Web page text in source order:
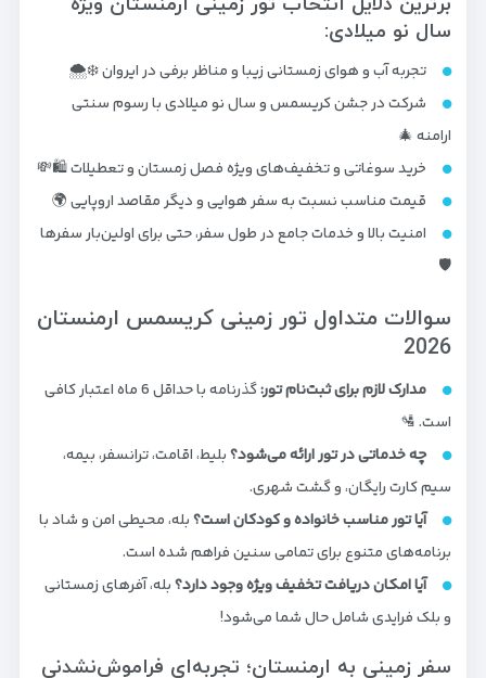
سال نو میلادی:
تجربه آب و هوای زمستانی زیبا و مناظر برفی در ایروان ❄️🌨️
شرکت در جشن کریسمس و سال نو میلادی با رسوم سنتی
ارامنه 🎄
خرید سوغاتی و تخفیف‌های ویژه فصل زمستان و تعطیلات 🛍️💸
قیمت مناسب نسبت به سفر هوایی و دیگر مقاصد اروپایی 🌍
امنیت بالا و خدمات جامع در طول سفر، حتی برای اولین‌بار سفرها
🛡️
سوالات متداول تور زمینی کریسمس ارمنستان
2026
مدارک لازم برای ثبت‌نام تور:
گذرنامه با حداقل 6 ماه اعتبار کافی
است. 🛂
چه خدماتی در تور ارائه می‌شود؟بلیط، اقامت، ترانسفر، بیمه،
سیم کارت رایگان، و گشت شهری.
آیا تور مناسب خانواده و کودکان است؟بله، محیطی امن و شاد با
برنامه‌های متنوع برای تمامی سنین فراهم شده است.
آیا امکان دریافت تخفیف ویژه وجود دارد؟بله، آفرهای زمستانی
و بلک فرایدی شامل حال شما می‌شود!
سفر زمینی به ارمنستان؛ تجربه‌ای فراموش‌نشدنی